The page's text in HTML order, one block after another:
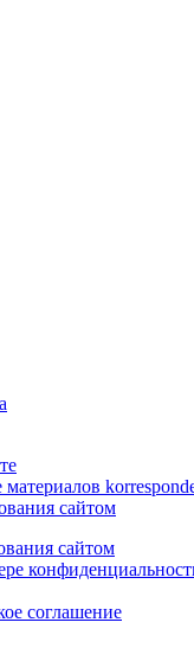
сайтом
сайтом
соглашение